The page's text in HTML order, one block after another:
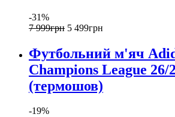
-31%
7 999грн 5 499грн
Футбольний м'яч
Champions League 26/
(термошов)
-19%